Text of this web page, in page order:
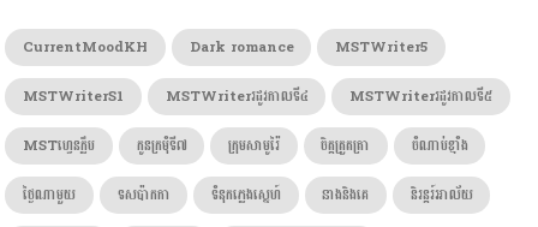
CurrentMoodKH Dark romance
MSTWriter5
MSTWriterS1
MSTWriterរដូវកាលទី៤
MSTWriterរដូវកាលទី៥
MSTហ្វេនក្លឹប
កូនក្រមុំទី៧ ក្រុមសាមូរ៉ៃ ចិត្តត្រួតត្រា
ចំណាប់ខ្មាំង
ថ្ងៃណាមួយ
ទសប៉ាកកា ទំនុកភ្លេងស្នេហ៍ នាងនិងគេ
និរន្តរ៍អាល័យ